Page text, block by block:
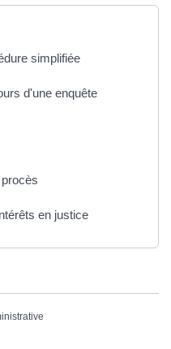
simplifiée
d'une enquête
en justice